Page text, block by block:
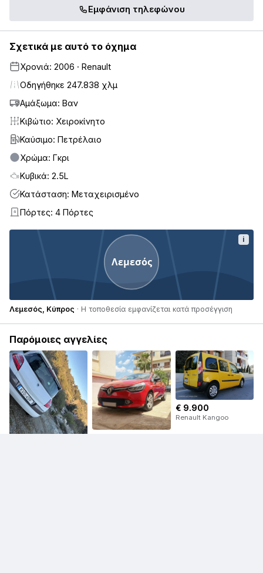
Εμφάνιση τηλεφώνου
Σχετικά με αυτό το όχημα
Χρονιά: 2006 · Renault
Οδηγήθηκε 247.838 χλμ
Αμάξωμα: Βαν
Κιβώτιο: Χειροκίνητο
Καύσιμο: Πετρέλαιο
Χρώμα: Γκρι
Κυβικά: 2.5L
Κατάσταση: Μεταχειρισμένο
4 Πόρτες: 4 Πόρτες
Λεμεσός
i
Λεμεσός, Κύπρος · Η τοποθεσία εμφανίζεται κατά προσέγγιση
Παρόμοιες αγγελίες
€ 9.900
Renault Kangoo